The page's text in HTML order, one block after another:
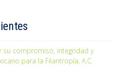
su compromiso, integridad y
para la Filantropía, A.C.